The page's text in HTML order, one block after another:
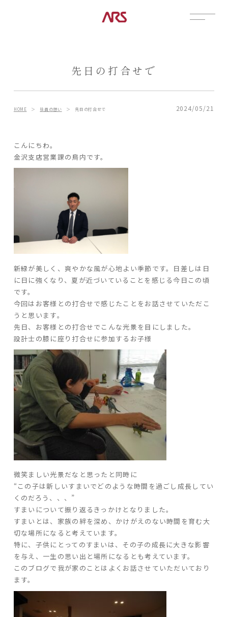
資料請求
ARS HOMEとは
- 設計コンセプト
- 商品コンセプト
デザイン
- 空間デザイン
- 内観デザイン
- 生活デザイン
- 外構デザイン
性能
- 高断熱性能
- 高耐震性能
- 高耐久性能
- 保証
家づくりの流れ
よくあるご質問
企業情報
採用情報
暮らしの器
POSTS
コラム
インタビュー
先日の打合せで
HOME ＞ 社員の想い ＞ 先日の打合せで 2024/05/21
こんにちわ。
金沢支店営業課の鳥内です。
新緑が美しく、爽やかな風が心地よい季節です。日差しは日
に日に強くなり、夏が近づいていることを感じる今日この頃
です。
今回はお客様との打合せで感じたことをお話させていただこ
うと思います。
先日、お客様との打合せでこんな光景を目にしました。
設計士の膝に座り打合せに参加するお子様
微笑ましい光景だなと思ったと同時に
“この子は新しいすまいでどのような時間を過ごし成長してい
くのだろう、、、”
すまいについて振り返るきっかけとなりました。
すまいとは、家族の絆を深め、かけがえのない時間を育む大
切な場所になると考えています。
特に、子供にとってのすまいは、その子の成長に大きな影響
を与え、一生の思い出と場所になるとも考えています。
このブログで我が家のことはよくお話させていただいており
ます。